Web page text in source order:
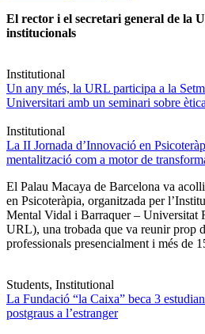
El rector i el secretari general de la
institucionals
Institutional
Un any més, la URL participa a la
Universitari amb un seminari sobre
Institutional
La II Jornada d’Innovació en
mentalització com a motor de
El Palau Macaya de Barcelona va
en Psicoteràpia, organitzada per
Mental Vidal i Barraquer –
URL), una trobada que va reunir prop
professionals presencialment i més de
Students, Institutional
La Fundació “la Caixa” beca 3
postgraus a l’estranger